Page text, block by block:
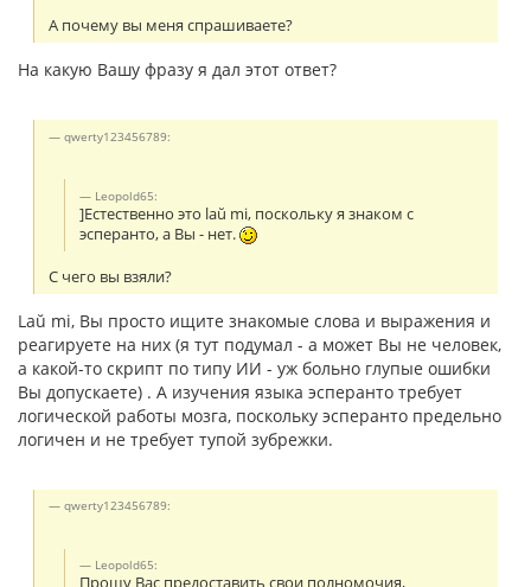
А почему вы меня спрашиваете?
На какую Вашу фразу я дал этот ответ?
qwerty123456789:
Leopold65:
]Естественно это laŭ mi, поскольку я знаком с
эсперанто, а Вы - нет.
С чего вы взяли?
Laŭ mi, Вы просто ищите знакомые слова и выражения и
реагируете на них (я тут подумал - а может Вы не человек,
а какой-то скрипт по типу ИИ - уж больно глупые ошибки
Вы допускаете) . А изучения языка эсперанто требует
логической работы мозга, поскольку эсперанто предельно
логичен и не требует тупой зубрежки.
qwerty123456789:
Leopold65: